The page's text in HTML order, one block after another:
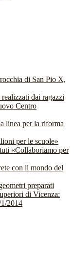
di San Pio X,
dai ragazzi
Centro
linea per la riforma
per le scuole»
«Collaboriamo per
con il mondo del
preparati
di Vicenza:
1/2014